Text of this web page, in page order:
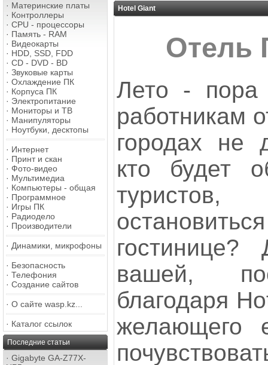
· Материнские платы
· Контроллеры
· CPU - процессоры
· Память - RAM
· Видеокарты
· HDD, SSD, FDD
· CD - DVD - BD
· Звуковые карты
· Охлаждение ПК
· Корпуса ПК
· Электропитание
· Мониторы и ТВ
· Манипуляторы
· Ноутбуки, десктопы
· Интернет
· Принт и скан
· Фото-видео
· Мультимедиа
· Компьютеры - общая
· Программное
· Игры ПК
· Радиодело
· Производители
· Динамики, микрофоны
· Безопасность
· Телефония
· Создание сайтов
· О сайте wasp.kz...
· Каталог ссылок
Последние статьи
· Gigabyte GA-Z77X-
Hotel Giant
Отель
Лето - пора
работникам
городах не
кто будет
вашей,
благодаря
желающего